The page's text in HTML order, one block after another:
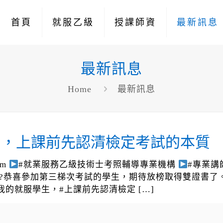
首頁 就服乙級 授課師資 最新訊息
最新訊息
Home 最新訊息
上課前先認清檢定考試的本質
#就業服務乙級技術士考照輔導專業機構
#專業講
喜參加第三梯次考試的學生，期待放榜取得雙證書
的就服學生，#上課前先認清檢定 […]